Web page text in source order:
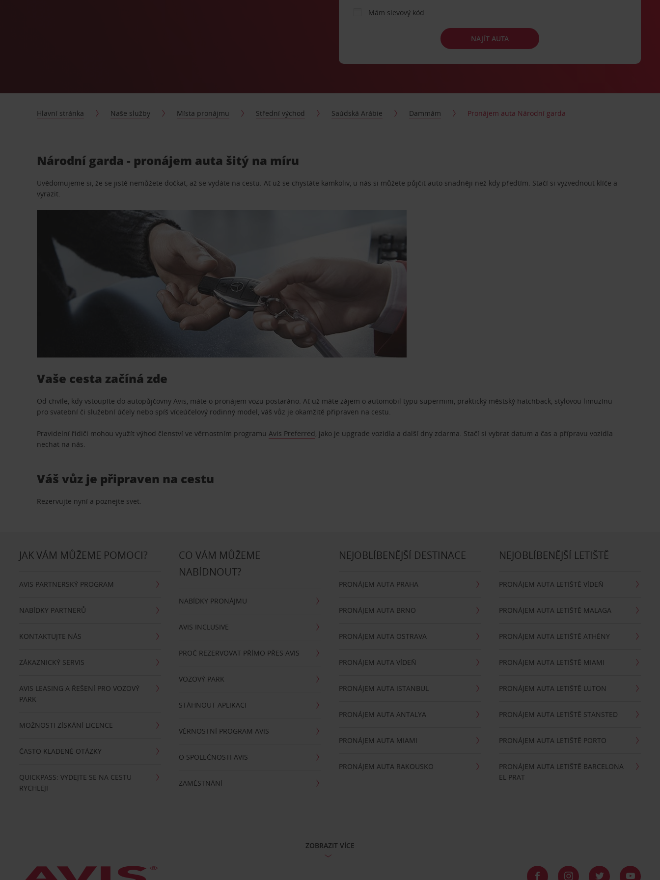
Mám slevový kód
NAJÍT AUTA
Hlavní stránka Naše služby Místa pronájmu Střední východ Saúdská Arábie Dammám Pronájem auta Národní garda
Národní garda - pronájem auta šitý na míru
Uvědomujeme si, že se jistě nemůžete dočkat, až se vydáte na cestu. Ať už se chystáte kamkoliv, u nás si můžete půjčit auto snadněji než kdy předtím. Stačí si vyzvednout klíče a
vyrazit.
Vaše cesta začíná zde
Od chvíle, kdy vstoupíte do autopůjčovny Avis, máte o pronájem vozu postaráno. Ať už máte zájem o automobil typu supermini, praktický městský hatchback, stylovou limuzínu
pro svatební či služební účely nebo spíš víceúčelový rodinný model, váš vůz je okamžitě připraven na cestu.
Pravidelní řidiči mohou využít výhod členství ve věrnostním programuAvis Preferred, jako je upgrade vozidla a další dny zdarma. Stačí si vybrat datum a čas a přípravu vozidla
nechat na nás.
Váš vůz je připraven na cestu
Rezervujte nyní a poznejte svet.
JAK VÁM MŮŽEME POMOCI?
AVIS PARTNERSKÝ PROGRAM
NABÍDKY PARTNERŮ
KONTAKTUJTE NÁS
ZÁKAZNICKÝ SERVIS
AVIS LEASING A ŘEŠENÍ PRO VOZOVÝ
PARK
MOŽNOSTI ZÍSKÁNÍ LICENCE
ČASTO KLADENÉ OTÁZKY
QUICKPASS: VYDEJTE SE NA CESTU
RYCHLEJI
CO VÁM MŮŽEME
NABÍDNOUT?
NABÍDKY PRONÁJMU
AVIS INCLUSIVE
PROČ REZERVOVAT PŘÍMO PŘES AVIS
VOZOVÝ PARK
STÁHNOUT APLIKACI
VĚRNOSTNÍ PROGRAM AVIS
O SPOLEČNOSTI AVIS
ZAMĚSTNÁNÍ
NEJOBLÍBENĚJŠÍ DESTINACE
PRONÁJEM AUTA PRAHA
PRONÁJEM AUTA BRNO
PRONÁJEM AUTA OSTRAVA
PRONÁJEM AUTA VÍDEŇ
PRONÁJEM AUTA ISTANBUL
PRONÁJEM AUTA ANTALYA
PRONÁJEM AUTA MIAMI
PRONÁJEM AUTA RAKOUSKO
NEJOBLÍBENĚJŠÍ LETIŠTĚ
PRONÁJEM AUTA LETIŠTĚ VÍDEŇ
PRONÁJEM AUTA LETIŠTĚ MALAGA
PRONÁJEM AUTA LETIŠTĚ ATHÉNY
PRONÁJEM AUTA LETIŠTĚ MIAMI
PRONÁJEM AUTA LETIŠTĚ LUTON
PRONÁJEM AUTA LETIŠTĚ STANSTED
PRONÁJEM AUTA LETIŠTĚ PORTO
PRONÁJEM AUTA LETIŠTĚ BARCELONA
EL PRAT
ZOBRAZIT VÍCE